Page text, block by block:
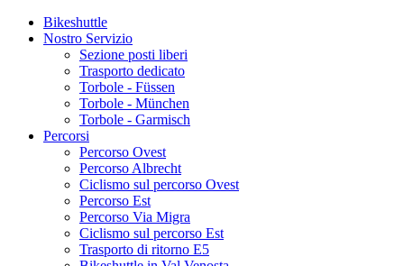
Bikeshuttle
Nostro Servizio
Sezione posti liberi
Trasporto dedicato
Torbole - Füssen
Torbole - München
Torbole - Garmisch
Percorsi
Percorso Ovest
Percorso Albrecht
Ciclismo sul percorso Ovest
Percorso Est
Percorso Via Migra
Ciclismo sul percorso Est
Trasporto di ritorno E5